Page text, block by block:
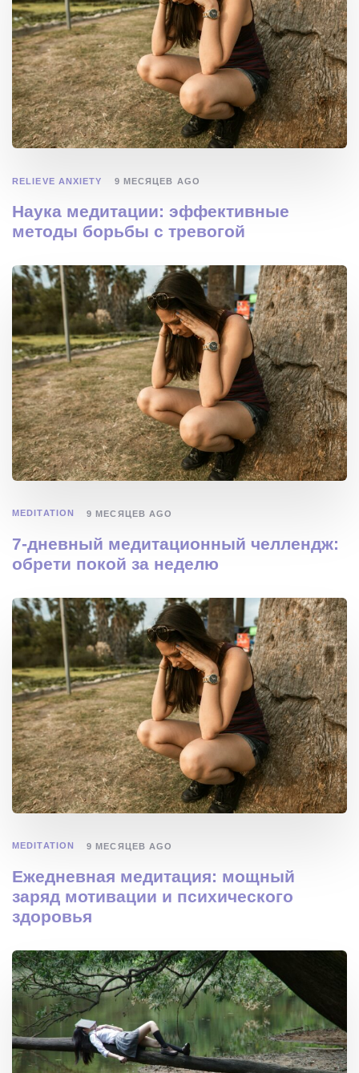
RELIEVE ANXIETY 9 МЕСЯЦЕВ AGO
Наука медитации: эффективные
методы борьбы с тревогой
MEDITATION 9 МЕСЯЦЕВ AGO
7-дневный медитационный челлендж:
обрети покой за неделю
MEDITATION 9 МЕСЯЦЕВ AGO
Ежедневная медитация: мощный
заряд мотивации и психического
здоровья